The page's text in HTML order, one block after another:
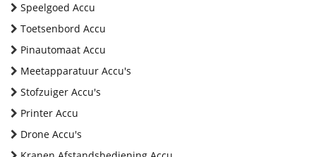
Speelgoed Accu
Toetsenbord Accu
Pinautomaat Accu
Meetapparatuur Accu's
Stofzuiger Accu's
Printer Accu
Drone Accu's